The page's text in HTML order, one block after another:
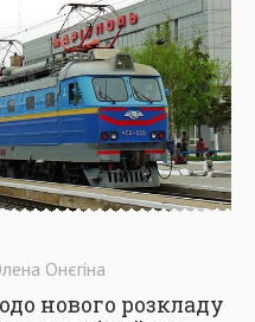
Онєгіна
нового розкладу